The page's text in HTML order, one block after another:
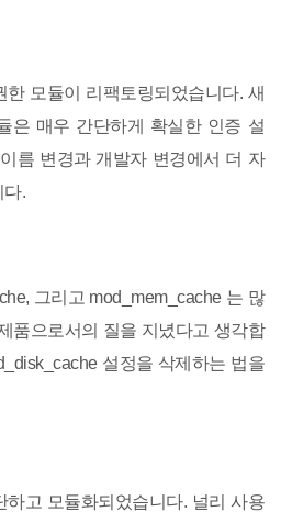
모듈이 리팩토링되었습니다. 새
은 매우 간단하게 확실한 인증 설
름 변경과 개발자 변경에서 더 자
다.
그리고 mod_mem_cache 는 많
품으로서의 질을 지녔다고 생각합
설정을 삭제하는 법을
하고 모듈화되었습니다. 널리 사용